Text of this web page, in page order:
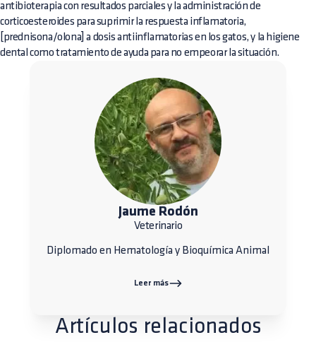
antibioterapia con resultados parciales y la administración de
corticoesteroides para suprimir la respuesta inflamatoria,
[prednisona/olona] a dosis antiinflamatorias en los gatos, y la higiene
dental como tratamiento de ayuda para no empeorar la situación.
Jaume Rodón
Veterinario
Diplomado en Hematología y Bioquímica Animal
Leer más
Artículos relacionados